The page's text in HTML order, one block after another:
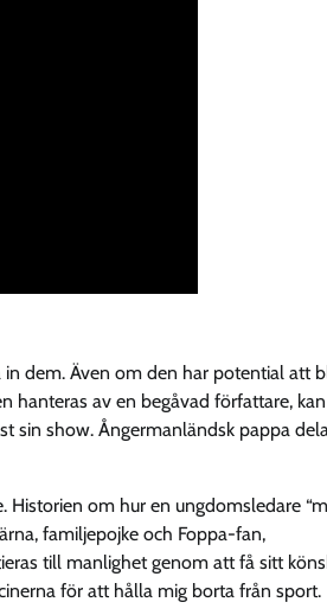
dem. Även om den har potential att
hanteras av en begåvad författare, kan
sin show. Ångermanländsk pappa
Historien om hur en ungdomsledare
familjepojke och Foppa-fan,
till manlighet genom att få sitt
för att hålla mig borta från sport.